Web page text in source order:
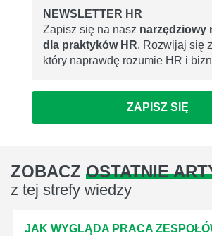
NEWSLETTER HR
Zapisz się na nasz narzędziowy
dla praktyków HR. Rozwijaj się
który naprawdę rozumie HR i
ZAPISZ SIĘ
ZOBACZ OSTATNIE
z tej strefy wiedzy
JAK WYGLĄDA PRACA